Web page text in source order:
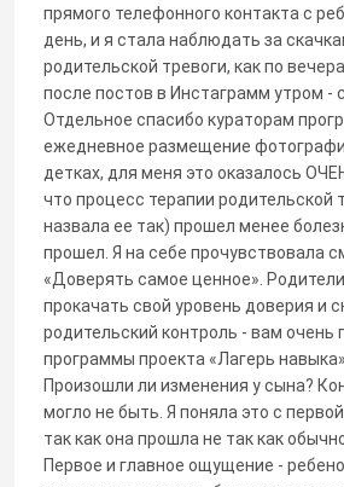
прямого телефонного контакта с
день, и я стала наблюдать за
родительской тревоги, как по
после постов в Инстаграмм утром -
Отдельное спасибо кураторам
ежедневное размещение
детках, для меня это оказалось
что процесс терапии родительской
назвала ее так) прошел менее
прошел. Я на себе прочувствовала
«Доверять самое ценное».
прокачать свой уровень доверия и
родительский контроль - вам очень
программы проекта «Лагерь навыка».
Произошли ли изменения у сына?
могло не быть. Я поняла это с
так как она прошла не так как
Первое и главное ощущение -